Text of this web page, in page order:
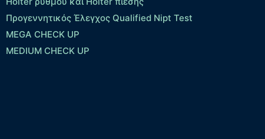
Προγεννητικός Έλεγχος Qualified Nipt Test
MEGA CHECK UP
MEDIUM CHECK UP